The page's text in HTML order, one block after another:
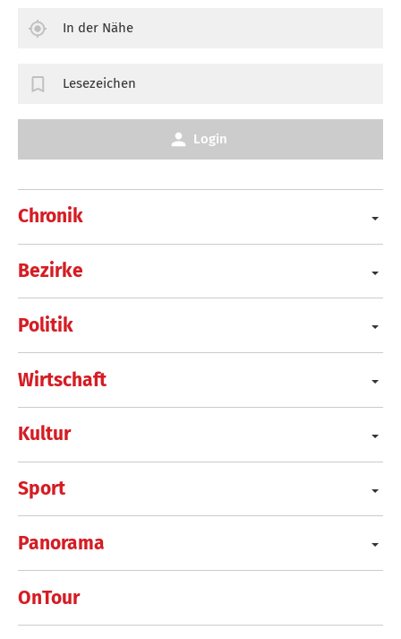
Chronik
Bezirke
Politik
Wirtschaft
Kultur
Sport
Panorama
OnTour
In der Nähe
Lesezeichen
Login